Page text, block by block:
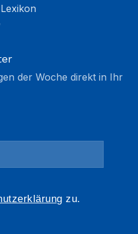
Lexikon
der Woche direkt in Ihr